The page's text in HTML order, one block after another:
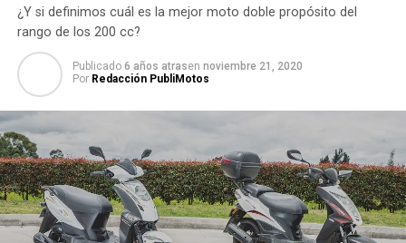
¿Y si definimos cuál es la mejor moto doble propósito del
rango de los 200 cc?
Publicado 6 años atrasen noviembre 21, 2020
Por Redacción PubliMotos